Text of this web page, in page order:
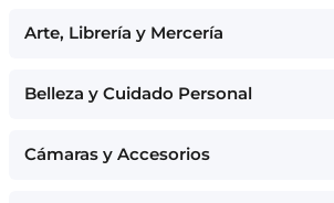
Arte, Librería y Mercería
Belleza y Cuidado Personal
Cámaras y Accesorios